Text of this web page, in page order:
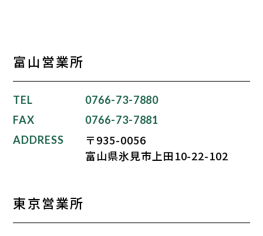
富山営業所
TEL
0766-73-7880
FAX
0766-73-7881
ADDRESS
〒935-0056
富山県氷見市上田10-22-102
東京営業所